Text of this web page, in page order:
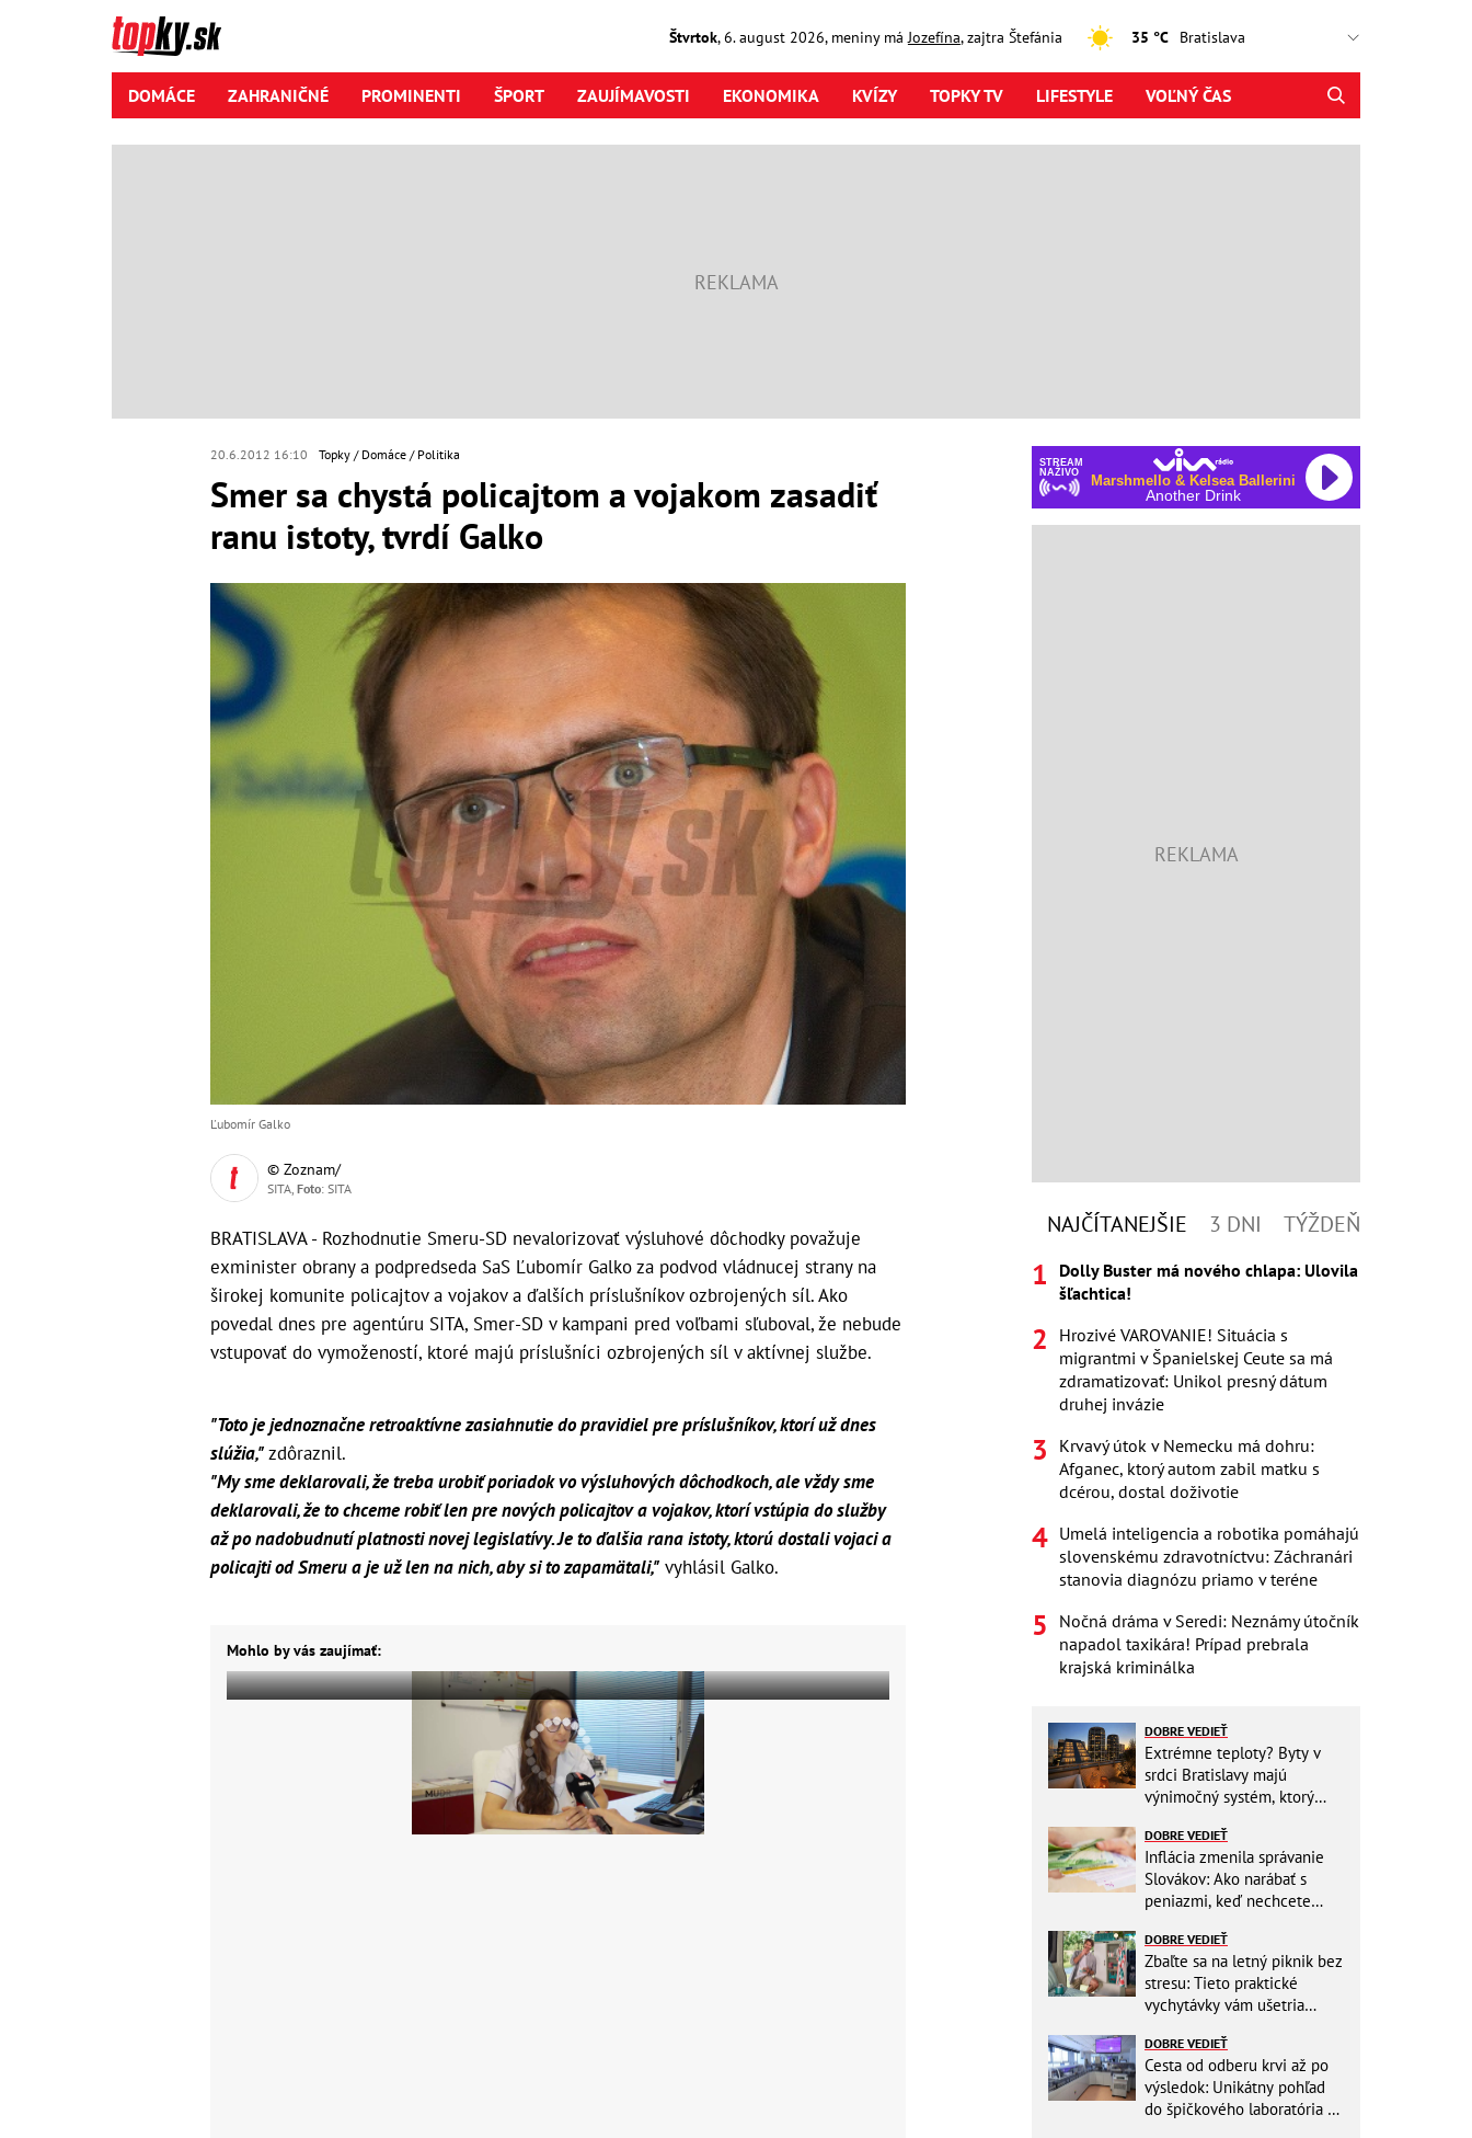
Štvrtok,6. august2026, meniny má Jozefína, zajtra Štefánia 35 °C
DOMÁCE ZAHRANIČNÉ PROMINENTI ŠPORT ZAUJÍMAVOSTI EKONOMIKA KVÍZY TOPKY TV LIFESTYLE VOĽNÝ ČAS
20.6.2012 16:10 Topky Domáce Politika
Smer sa chystá policajtom a vojakom zasadiť
ranu istoty, tvrdí Galko
Ľubomír Galko
© Zoznam/
SITA, Foto: SITA
BRATISLAVA - Rozhodnutie Smeru-SD nevalorizovať výsluhové dôchodky považuje
exminister obrany a podpredseda SaS Ľubomír Galko za podvod vládnucej strany na
širokej komunite policajtov a vojakov a ďalších príslušníkov ozbrojených síl. Ako
povedal dnes pre agentúru SITA, Smer-SD v kampani pred voľbami sľuboval, že nebude
vstupovať do vymožeností, ktoré majú príslušníci ozbrojených síl v aktívnej službe.
"Toto je jednoznačne retroaktívne zasiahnutie do pravidiel pre príslušníkov, ktorí už dnes
slúžia,"zdôraznil.
"My sme deklarovali, že treba urobiť poriadok vo výsluhových dôchodkoch, ale vždy sme
deklarovali, že to chceme robiť len pre nových policajtov a vojakov, ktorí vstúpia do služby
až po nadobudnutí platnosti novej legislatívy. Je to ďalšia rana istoty, ktorú dostali vojaci a
policajti od Smeru a je už len na nich, aby si to zapamätali," vyhlásil Galko.
Mohlo by vás zaujímať:
STREAM
NAŽIVO
Marshmello & Kelsea Ballerini
Another Drink
NAJČÍTANEJŠIE 3 DNI TÝŽDEŇ
Dolly Buster má nového chlapa: Ulovila
šľachtica!
Hrozivé VAROVANIE! Situácia s
migrantmi v Španielskej Ceute sa má
zdramatizovať: Unikol presný dátum
druhej invázie
Krvavý útok v Nemecku má dohru:
Afganec, ktorý autom zabil matku s
dcérou, dostal doživotie
Umelá inteligencia a robotika pomáhajú
slovenskému zdravotníctvu: Záchranári
stanovia diagnózu priamo v teréne
Nočná dráma v Seredi: Neznámy útočník
napadol taxikára! Prípad prebrala
krajská kriminálka
DOBRE VEDIEŤ
Extrémne teploty? Byty v
srdci Bratislavy majú
výnimočný systém, ktorý
DOBRE VEDIEŤ
Inflácia zmenila správanie
Slovákov: Ako narábať s
peniazmi, keď nechcete
DOBRE VEDIEŤ
Zbaľte sa na letný piknik bez
stresu: Tieto praktické
vychytávky vám ušetria
DOBRE VEDIEŤ
Cesta od odberu krvi až po
výsledok: Unikátny pohľad
do špičkového laboratória na